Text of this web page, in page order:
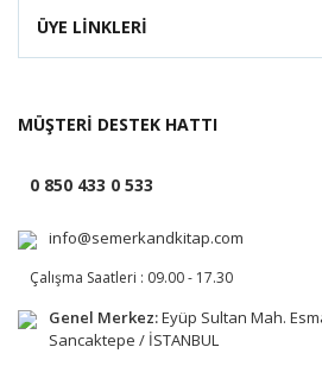
ÜYE LİNKLERİ
MÜŞTERİ DESTEK HATTI
0 850 433 0 533
info@semerkandkitap.com
Çalışma Saatleri : 09.00 - 17.30
Genel Merkez:Eyüp Sultan Mah.
Sancaktepe / İSTANBUL